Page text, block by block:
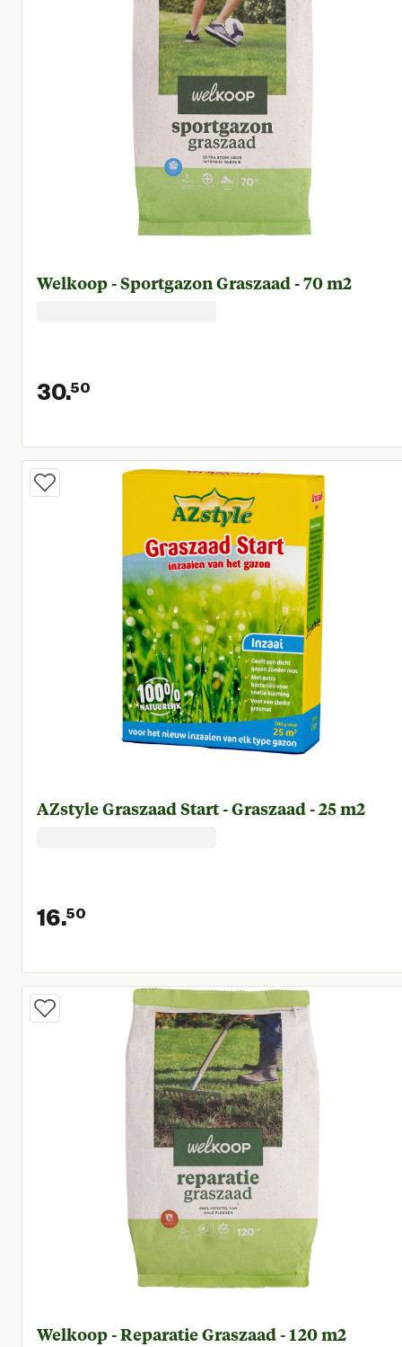
Welkoop - Sportgazon Graszaad - 70 m2
30.50
Huidige prijs € 30,50
AZstyle Graszaad Start - Graszaad - 25 m2
16.50
Huidige prijs € 16,50
Welkoop - Reparatie Graszaad - 120 m2